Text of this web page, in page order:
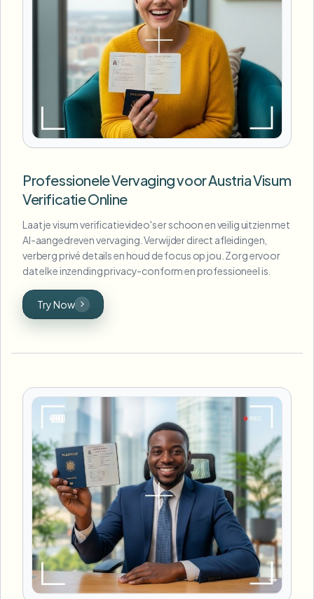
Professionele Vervaging voor Austria Visum
Verificatie Online
Laat je visum verificatievideo's er schoon en veilig uitzien met
AI-aangedreven vervaging. Verwijder direct afleidingen,
verberg privé details en houd de focus op jou. Zorg ervoor
dat elke inzending privacy-conform en professioneel is.
Try Now